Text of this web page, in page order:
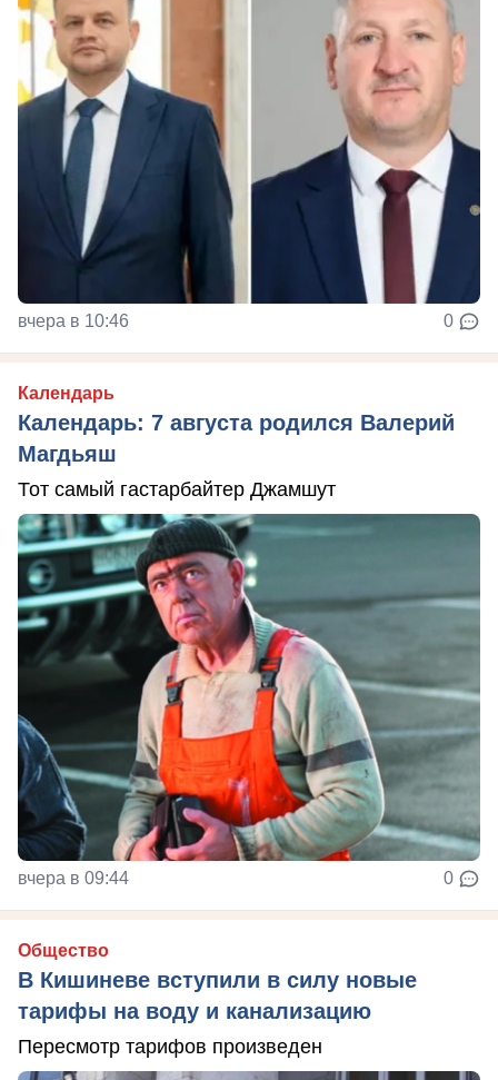
вчера в 10:46 0
Календарь
Календарь: 7 августа родился Валерий
Магдьяш
Тот самый гастарбайтер Джамшут
вчера в 09:44 0
Общество
В Кишиневе вступили в силу новые
тарифы на воду и канализацию
Пересмотр тарифов произведен